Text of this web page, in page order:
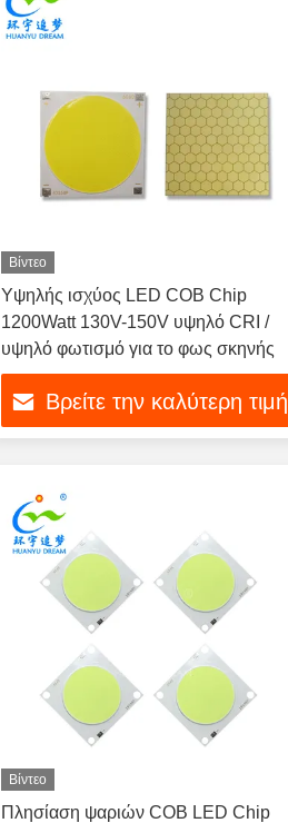
Βίντεο
Υψηλής ισχύος LED COB Chip
1200Watt 130V-150V υψηλό CRI /
υψηλό φωτισμό για το φως σκηνής
Βρείτε την καλύτερη τιμή
Βίντεο
Πλησίαση ψαριών COB LED Chip